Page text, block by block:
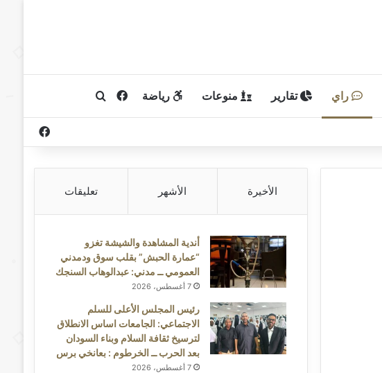
راي تقارير منوعات رياضة فيسبوكبحث عن
الأخيرة الأشهر تعليقات
أندية المشاهدة والشيشة تغزو
“عمارة الحبش” بقلب سوق ودمدني
العمومي ــ مدني: عبدالوهاب السنجك
7 أغسطس، 2026
رئيس المجلس الأعلى للسلم
الاجتماعي: الجامعات اساس الانطلاق
لترسيخ ثقافة السلام وبناء السودان
بعد الحرب ــ الخرطوم : بعانخي برس
7 أغسطس، 2026